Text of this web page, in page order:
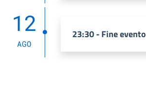
12
AGO
23:30 - Fine evento